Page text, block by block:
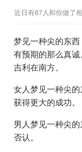
近日有87 人和你做了
梦见一种尖的东
有预期的那么真
吉利在南方。
女人梦见一种尖
获得更大的成功。
男人梦见一种尖
否认。